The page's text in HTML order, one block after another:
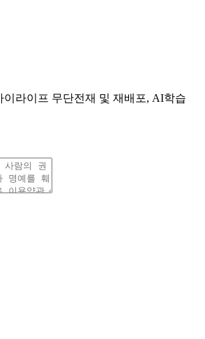
라이프 무단전재 및 재배포, AI학습